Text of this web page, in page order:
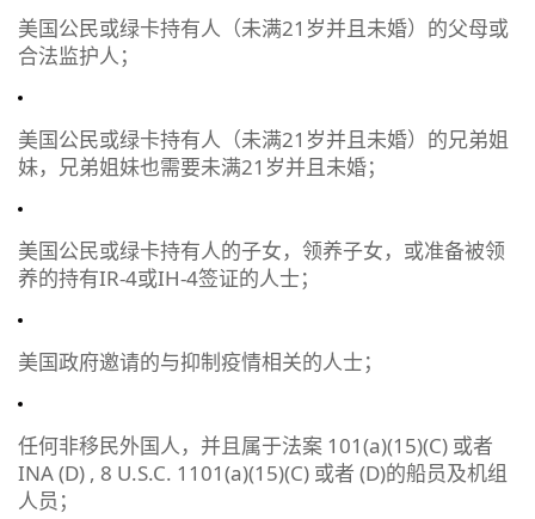
美国公民或绿卡持有人（未满21岁并且未婚）的父母或
合法监护人；
美国公民或绿卡持有人（未满21岁并且未婚）的兄弟姐
妹，兄弟姐妹也需要未满21岁并且未婚；
美国公民或绿卡持有人的子女，领养子女，或准备被领
养的持有IR-4或IH-4签证的人士；
美国政府邀请的与抑制疫情相关的人士；
任何非移民外国人，并且属于法案 101(a)(15)(C) 或者
INA (D) , 8 U.S.C. 1101(a)(15)(C) 或者 (D)的船员及机组
人员；